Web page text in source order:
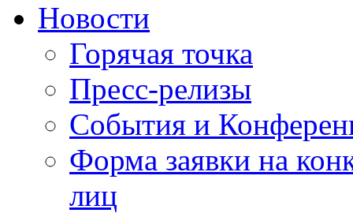
Новости
Горячая точка
Пресс-релизы
События и
Форма заявки на
лиц